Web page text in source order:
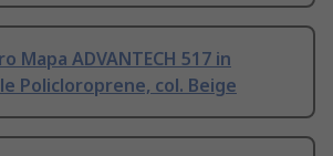
Mapa ADVANTECH 517 in
Policloroprene, col. Beige